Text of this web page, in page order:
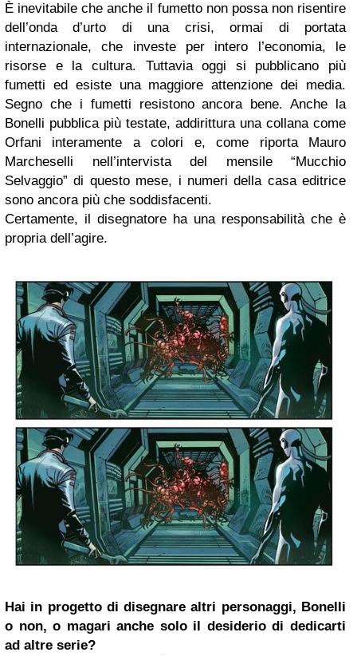
È inevitabile che anche il fumetto non possa non risentire
dell’onda d’urto di una crisi, ormai di portata
internazionale, che investe per intero l’economia, le
risorse e la cultura. Tuttavia oggi si pubblicano più
fumetti ed esiste una maggiore attenzione dei media.
Segno che i fumetti resistono ancora bene. Anche la
Bonelli pubblica più testate, addirittura una collana come
Orfani interamente a colori e, come riporta Mauro
Marcheselli nell’intervista del mensile “Mucchio
Selvaggio” di questo mese, i numeri della casa editrice
sono ancora più che soddisfacenti.
Certamente, il disegnatore ha una responsabilità che è
propria dell’agire.
Hai in progetto di disegnare altri personaggi, Bonelli
o non, o magari anche solo il desiderio di dedicarti
ad altre serie?